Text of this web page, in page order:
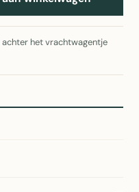
het vrachtwagentje